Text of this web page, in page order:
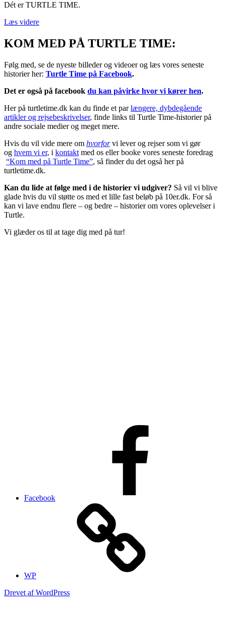
Dét er TURTLE TIME.
Læs videre
KOM MED PÅ TURTLE TIME:
Følg med, se de nyeste billeder og videoer og læs vores seneste
historier her: Turtle Time på Facebook.
Det er også på facebook du kan påvirke hvor vi kører hen.
Her på turtletime.dk kan du finde et parlængere, dybdegående
artikler og rejsebeskrivelser, finde links til Turtle Time-historier på
andre sociale medier og meget mere.
Hvis du vil vide mere om hvorforvi lever og rejser som vi gør
og hvem vi er, i kontakt med os eller booke vores seneste foredrag
“Kom med på Turtle Time”, så finder du det også her på
turtletime.dk.
Kan du lide at følge med i de historier vi udgiver? Så vil vi blive
glade hvis du vil støtte os med et lille fast beløb på 10er.dk. For så
kan vi lave endnu flere – og bedre – historier om vores oplevelser i
Turtle.
Vi glæder os til at tage dig med på tur!
Facebook
WP
Drevet af WordPress